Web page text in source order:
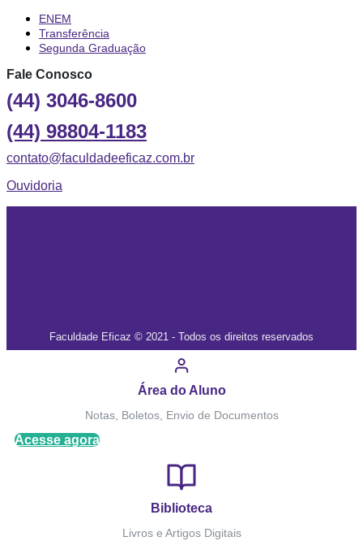
ENEM
Transferência
Segunda Graduação
Fale Conosco
(44) 3046-8600
(44) 98804-1183
contato@faculdadeeficaz.com.br
Ouvidoria
Faculdade Eficaz © 2021 - Todos os direitos reservados
Área do Aluno
Notas, Boletos, Envio de Documentos
Acesse agora
Biblioteca
Livros e Artigos Digitais